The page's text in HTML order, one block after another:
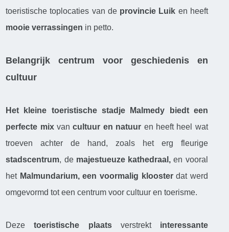
toeristische toplocaties van de provincie Luik en heeft
mooie verrassingen in petto.
Belangrijk centrum voor geschiedenis en
cultuur
Het kleine toeristische stadje Malmedy biedt een
perfecte mixvancultuur en natuur en heeft heel wat
troeven achter de hand, zoals het erg fleurige
stadscentrum, demajestueuze kathedraal, en vooral
hetMalmundarium, een voormalig kloosterdat werd
omgevormd tot een centrum voor cultuur en toerisme.
Dezetoeristische plaatsverstrekt interessante